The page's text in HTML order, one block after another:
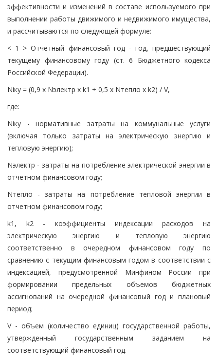
эффективности и изменений в составе используемого при
выполнении работы движимого и недвижимого имущества,
и рассчитываются по следующей формуле:
< 1 > Отчетный финансовый год - год, предшествующий
текущему финансовому году (ст. 6 Бюджетного кодекса
Российской Федерации).
Niку = (0,9 x Nэлектр x k1 + 0,5 x Nтепло x k2) / V,
где:
Niку - нормативные затраты на коммунальные услуги
(включая только затраты на электрическую энергию и
тепловую энергию);
Nэлектр - затраты на потребление электрической энергии в
отчетном финансовом году;
Nтепло - затраты на потребление тепловой энергии в
отчетном финансовом году;
k1, k2 - коэффициенты индексации расходов на
электрическую энергию и тепловую энергию
соответственно в очередном финансовом году по
сравнению с текущим финансовым годом в соответствии с
индексацией, предусмотренной Минфином России при
формировании предельных объемов бюджетных
ассигнований на очередной финансовый год и плановый
период;
V - объем (количество единиц) государственной работы,
утвержденный государственным заданием на
соответствующий финансовый год.